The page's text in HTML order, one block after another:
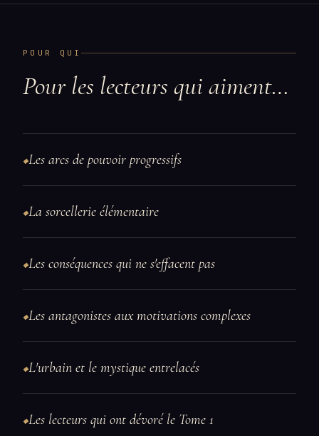
POUR QUI
Pour les lecteurs qui aiment…
◆Les arcs de pouvoir progressifs
◆La sorcellerie élémentaire
◆Les conséquences qui ne s'effacent pas
◆Les antagonistes aux motivations complexes
◆L'urbain et le mystique entrelacés
◆Les lecteurs qui ont dévoré le Tome 1